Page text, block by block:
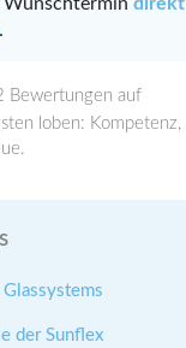
.
Bewertungen auf
loben: Kompetenz,
der Sunflex